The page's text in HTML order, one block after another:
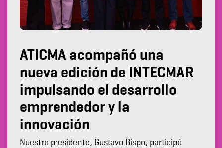
ATICMA acompañó una
nueva edición de INTECMAR
impulsando el desarrollo
emprendedor y la
innovación
Nuestro presidente, Gustavo Bispo, participó